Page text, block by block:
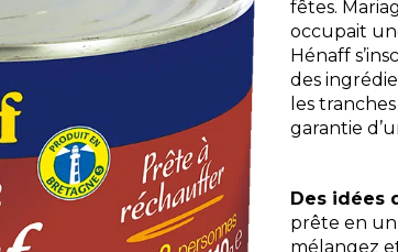
fêtes.
occupait
Hénaff
des
les
garantie
Des idées
prête en un
mélangez